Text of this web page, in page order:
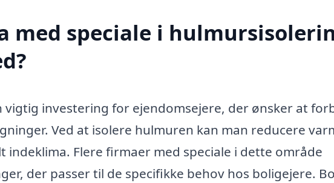
med speciale i
investering for ejendomsejere, der ønsker at
Ved at isolere hulmuren kan man reducere
indeklima. Flere firmaer med speciale i dette område
der passer til de specifikke behov hos boligejere.